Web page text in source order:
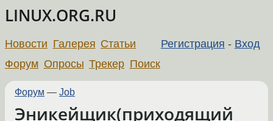
LINUX.ORG.RU
Регистрация - Вход
Новости Галерея Статьи
Форум Опросы Трекер Поиск
Форум — Job
Эникейщик(приходящий